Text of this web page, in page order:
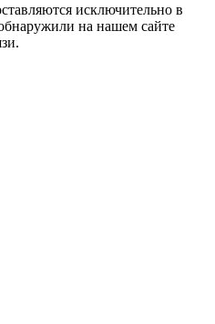
исключительно в
на нашем сайте